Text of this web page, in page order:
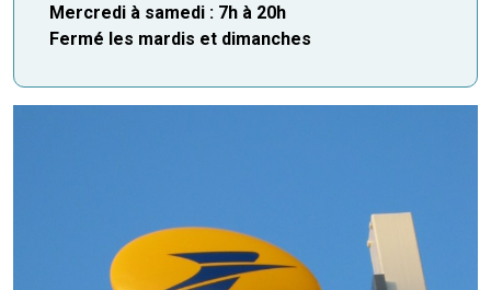
Mercredi à samedi : 7h à 20h
Fermé les mardis et dimanches